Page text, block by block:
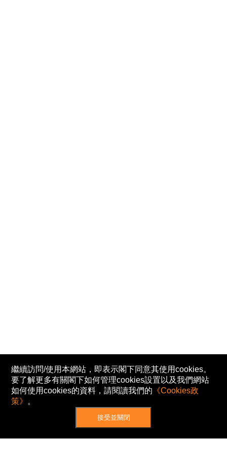
繼續訪問/使用本網站，即表示閣下同意其使用cookies。
要了解更多有關閣下如何管理cookies設置以及我們網站
如何使用cookies的資料，請閱讀我們的 《Cookies政
策》 。
接受並關閉